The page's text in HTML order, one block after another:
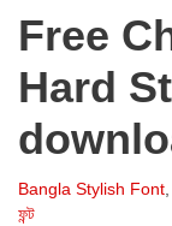
Free
Hard
Bangla Stylish Font
ফন্ট